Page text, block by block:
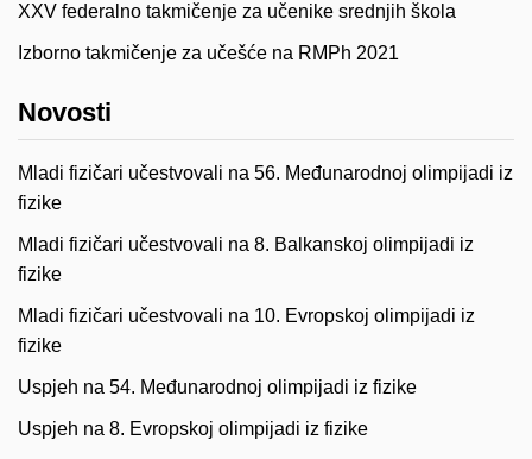
XXV federalno takmičenje za učenike srednjih škola
Izborno takmičenje za učešće na RMPh 2021
Novosti
Mladi fizičari učestvovali na 56. Međunarodnoj olimpijadi iz
fizike
Mladi fizičari učestvovali na 8. Balkanskoj olimpijadi iz
fizike
Mladi fizičari učestvovali na 10. Evropskoj olimpijadi iz
fizike
Uspjeh na 54. Međunarodnoj olimpijadi iz fizike
Uspjeh na 8. Evropskoj olimpijadi iz fizike